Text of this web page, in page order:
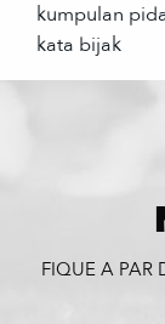
kumpulan
kata bijak
FIQUE A PAR